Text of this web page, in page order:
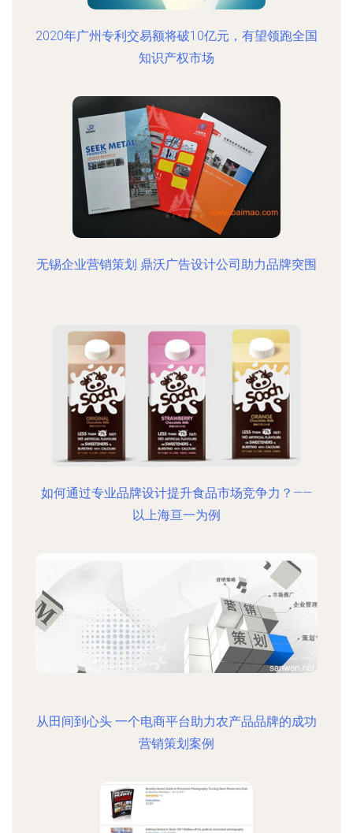
2020年广州专利交易额将破10亿元，有望领跑全国
知识产权市场
无锡企业营销策划 鼎沃广告设计公司助力品牌突围
如何通过专业品牌设计提升食品市场竞争力？——
以上海亘一为例
从田间到心头 一个电商平台助力农产品品牌的成功
营销策划案例